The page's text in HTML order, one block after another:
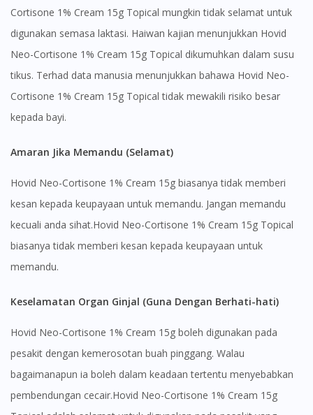
You seem to be shopping from Singapore
You are currently on DoctorOnCall.com.my, our Malaysian
site.
To serve you better, would you like to head over to
No, please do not redirect me
Cortisone 1% Cream 15g Topical mungkin tidak selamat untuk
digunakan semasa laktasi. Haiwan kajian menunjukkan Hovid
Neo-Cortisone 1% Cream 15g Topical dikumuhkan dalam susu
tikus. Terhad data manusia menunjukkan bahawa Hovid Neo-
Cortisone 1% Cream 15g Topical tidak mewakili risiko besar
kepada bayi.
Amaran Jika Memandu (Selamat)
Hovid Neo-Cortisone 1% Cream 15g biasanya tidak memberi
kesan kepada keupayaan untuk memandu. Jangan memandu
kecuali anda sihat.Hovid Neo-Cortisone 1% Cream 15g Topical
biasanya tidak memberi kesan kepada keupayaan untuk
memandu.
Keselamatan Organ Ginjal (Guna Dengan Berhati-hati)
Hovid Neo-Cortisone 1% Cream 15g boleh digunakan pada
pesakit dengan kemerosotan buah pinggang. Walau
bagaimanapun ia boleh dalam keadaan tertentu menyebabkan
pembendungan cecair.Hovid Neo-Cortisone 1% Cream 15g